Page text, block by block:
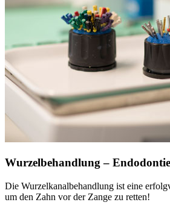
Wurzelbehandlung – Endodontie
Die Wurzelkanalbehandlung ist eine
um den Zahn vor der Zange zu retten!